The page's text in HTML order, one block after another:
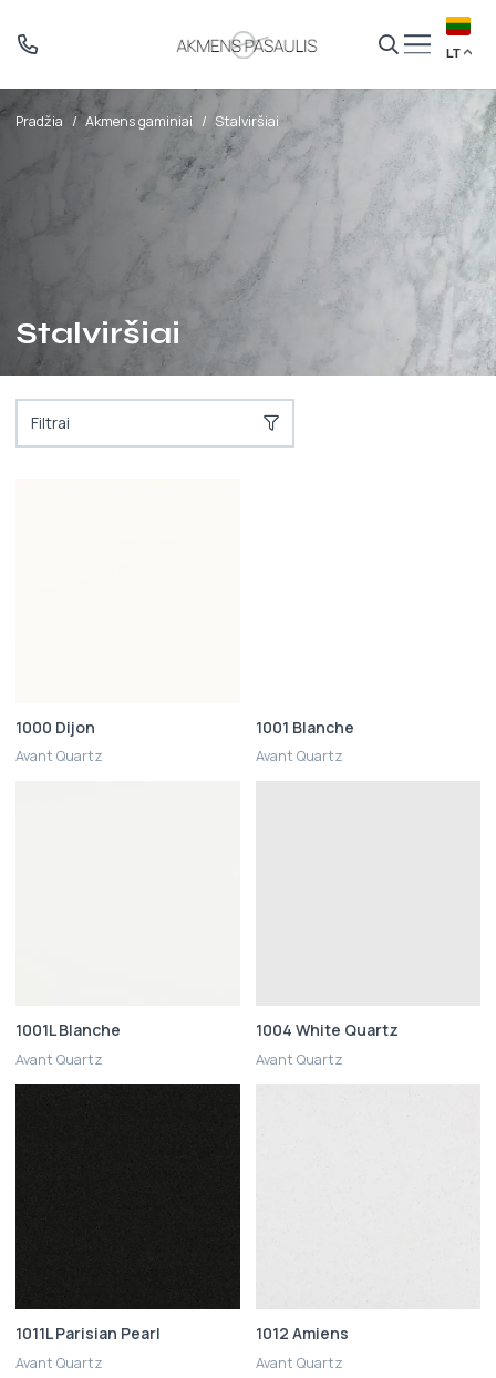
LT
Pradžia / Akmens gaminiai / Stalviršiai
Stalviršiai
Filtrai
1000 Dijon
Avant Quartz
1001 Blanche
Avant Quartz
1001L Blanche
Avant Quartz
1004 White Quartz
Avant Quartz
1011L Parisian Pearl
Avant Quartz
1012 Amiens
Avant Quartz